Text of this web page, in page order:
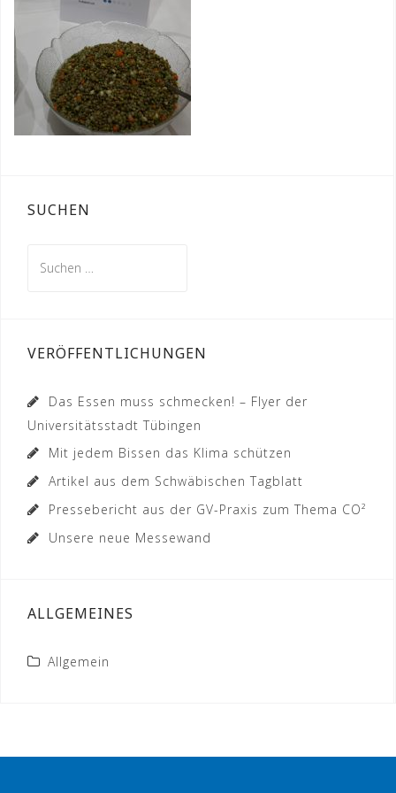
SUCHEN
nach:
VERÖFFENTLICHUNGEN
Das Essen muss schmecken! – Flyer der
Universitätsstadt Tübingen
Mit jedem Bissen das Klima schützen
Artikel aus dem Schwäbischen Tagblatt
Pressebericht aus der GV-Praxis zum Thema CO²
Unsere neue Messewand
ALLGEMEINES
Allgemein